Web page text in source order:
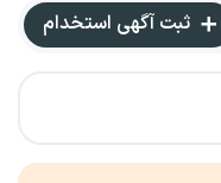
ثبت آگهی استخدام